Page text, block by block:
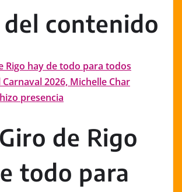
del contenido
Rigo hay de todo para todos
Carnaval 2026, Michelle Char
presencia
de Rigo
todo para